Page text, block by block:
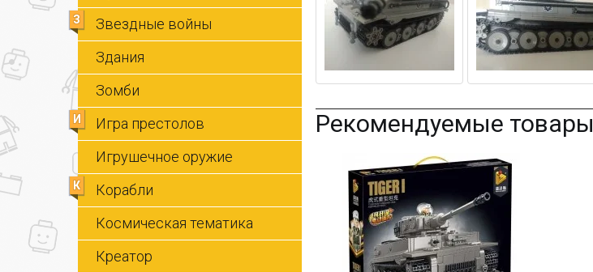
З
Звездные войны
Здания
Зомби
И
Игра престолов
Игрушечное оружие
К
Корабли
Космическая тематика
Креатор
Рекомендуемые товары